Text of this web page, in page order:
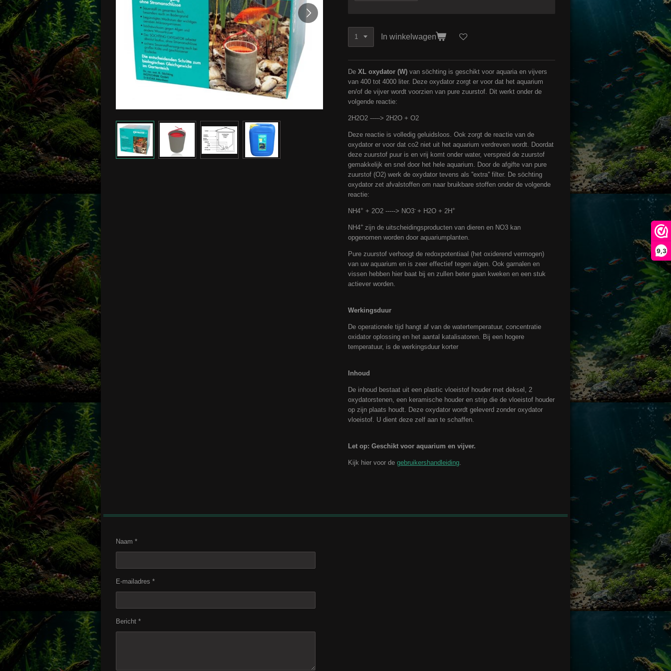
9,3
In winkelwagen
De XL oxydator (W) van söchting is geschikt voor aquaria en vijvers
van 400 tot 4000 liter. Deze oxydator zorgt er voor dat het aquarium
en/of de vijver wordt voorzien van pure zuurstof. Dit werkt onder de
volgende reactie:
2H2O2 -----> 2H2O + O2
Deze reactie is volledig geluidsloos. Ook zorgt de reactie van de
oxydator er voor dat co2 niet uit het aquarium verdreven wordt. Doordat
deze zuurstof puur is en vrij komt onder water, verspreid de zuurstof
gemakkelijk en snel door het hele aquarium. Door de afgifte van pure
zuurstof (O2) werk de oxydator tevens als ''extra'' filter. De söchting
oxydator zet afvalstoffen om naar bruikbare stoffen onder de volgende
reactie:
NH4+ + 2O2 -----> NO3- + H2O + 2H+
NH4+ zijn de uitscheidingsproducten van dieren en NO3 kan
opgenomen worden door aquariumplanten.
Pure zuurstof verhoogt de redoxpotentiaal (het oxiderend vermogen)
van uw aquarium en is zeer effectief tegen algen. Ook garnalen en
vissen hebben hier baat bij en zullen beter gaan kweken en een stuk
actiever worden.
Werkingsduur
De operationele tijd hangt af van de watertemperatuur, concentratie
oxidator oplossing en het aantal katalisatoren. Bij een hogere
temperatuur, is de werkingsduur korter
Inhoud
De inhoud bestaat uit een plastic vloeistof houder met deksel, 2
oxydatorstenen, een keramische houder en strip die de vloeistof houder
op zijn plaats houdt. Deze oxydator wordt geleverd zonder oxydator
vloeistof. U dient deze zelf aan te schaffen.
Let op: Geschikt voor aquarium en vijver.
Kijk hier voor de gebruikershandleiding.
Naam *
E-mailadres *
Bericht *